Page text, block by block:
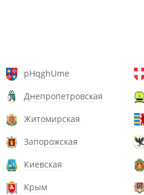
pHqghUme
Днепропетровская
Житомирская
Запорожская
Киевская
Крым